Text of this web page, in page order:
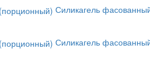
Силикагель
Силикагель